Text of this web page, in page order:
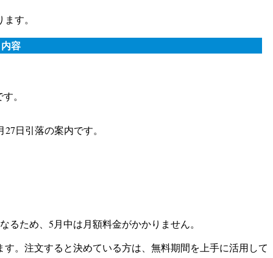
す。
内容
。
日引落の案内です。
ため、5月中は月額料金がかかりません。
。注文すると決めている方は、無料期間を上手に活用して